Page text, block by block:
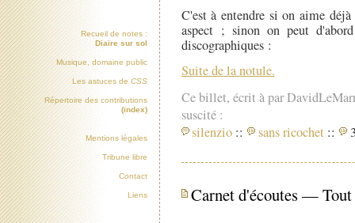
C'est à entendre si on aime
aspect ; sinon on peut
discographiques :
Suite de la notule.
Ce billet, écrit à par
suscité :
silenzio :: sans ricochet ::
Carnet d'écoutes — Tout
Recueil de notes :
Diaire sur sol
Musique, domaine public
Les astuces de CSS
Répertoire des contributions
(index)
Mentions légales
Tribune libre
Contact
Liens